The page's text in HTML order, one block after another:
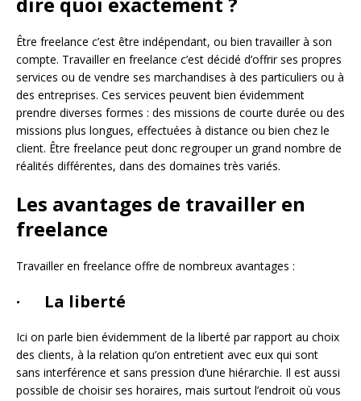
Être freelance c’est être indépendant, ou bien travailler à son
compte. Travailler en freelance c’est décidé d’offrir ses propres
services ou de vendre ses marchandises à des particuliers ou à
des entreprises. Ces services peuvent bien évidemment
prendre diverses formes : des missions de courte durée ou des
missions plus longues, effectuées à distance ou bien chez le
client. Être freelance peut donc regrouper un grand nombre de
réalités différentes, dans des domaines très variés.
Les avantages de travailler en
freelance
Travailler en freelance offre de nombreux avantages :
· La liberté
Ici on parle bien évidemment de la liberté par rapport au choix
des clients, à la relation qu’on entretient avec eux qui sont
sans interférence et sans pression d’une hiérarchie. Il est aussi
possible de choisir ses horaires, mais surtout l’endroit où vous